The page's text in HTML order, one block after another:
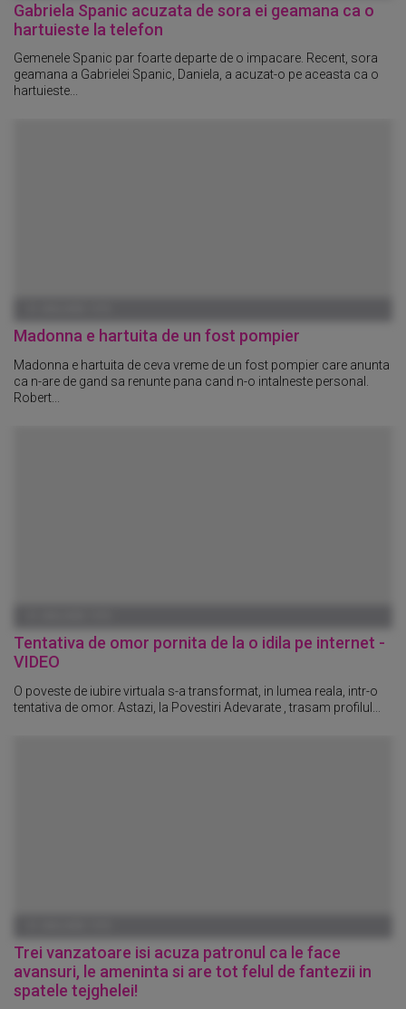
Gabriela Spanic acuzata de sora ei geamana ca o
hartuieste la telefon
Gemenele Spanic par foarte departe de o impacare. Recent, sora
geamana a Gabrielei Spanic, Daniela, a acuzat-o pe aceasta ca o
hartuieste...
Madonna e hartuita de un fost pompier
Madonna e hartuita de ceva vreme de un fost pompier care anunta
ca n-are de gand sa renunte pana cand n-o intalneste personal.
Robert...
Tentativa de omor pornita de la o idila pe internet -
VIDEO
O poveste de iubire virtuala s-a transformat, in lumea reala, intr-o
tentativa de omor. Astazi, la Povestiri Adevarate , trasam profilul...
Trei vanzatoare isi acuza patronul ca le face
avansuri, le ameninta si are tot felul de fantezii in
spatele tejghelei!